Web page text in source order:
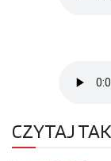
CZYTAJ